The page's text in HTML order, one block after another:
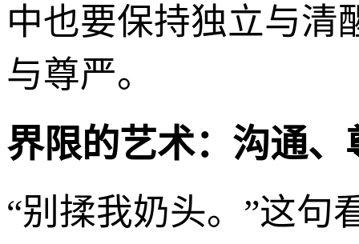
中也要保持独立与清
与尊严。
界限的艺术：沟通
“别揉我奶头。”这句